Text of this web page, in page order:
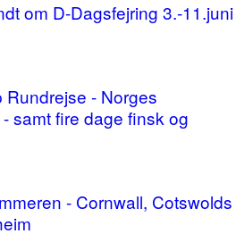
om D-Dagsfejring 3.-11.juni
- Norges
samt fire dage finsk og
- Cornwall, Cotswolds